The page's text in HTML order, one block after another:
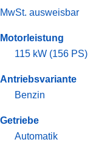
MwSt. ausweisbar
Motorleistung
115 kW (156 PS)
Antriebsvariante
Benzin
Getriebe
Automatik